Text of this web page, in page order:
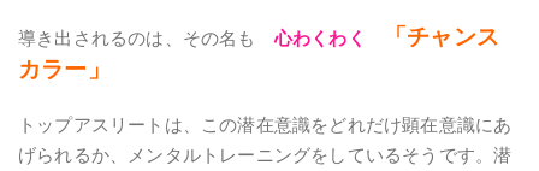
導き出されるのは、その名も心わくわく
「チャンス
カラー」
トップアスリートは、この潜在意識をどれだけ顕在意識にあ
げられるか、メンタルトレーニングをしているそうです。潜